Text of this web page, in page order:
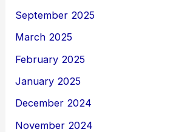
September 2025
March 2025
February 2025
January 2025
December 2024
November 2024